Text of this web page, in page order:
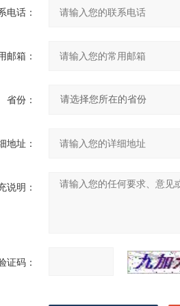
电话：
邮箱：
省份：
地址：
说明：
证码：